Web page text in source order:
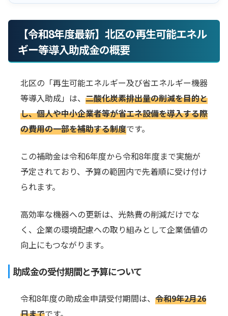
【令和8年度最新】北区の再生可能エネル
ギー等導入助成金の概要
北区の「再生可能エネルギー及び省エネルギー機器
等導入助成」は、 二酸化炭素排出量の削減を目的と
し、個人や中小企業者等が省エネ設備を導入する際
の費用の一部を補助する制度です。
この補助金は令和6年度から令和8年度まで実施が
予定されており、予算の範囲内で先着順に受け付け
られます。
高効率な機器への更新は、光熱費の削減だけでな
く、企業の環境配慮への取り組みとして企業価値の
向上にもつながります。
助成金の受付期間と予算について
令和8年度の助成金申請受付期間は、 令和9年2月26
日までです。